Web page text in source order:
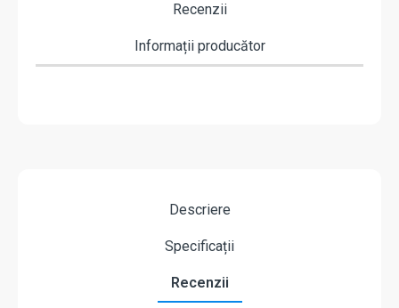
Recenzii
Informații producător
Descriere
Specificații
Recenzii